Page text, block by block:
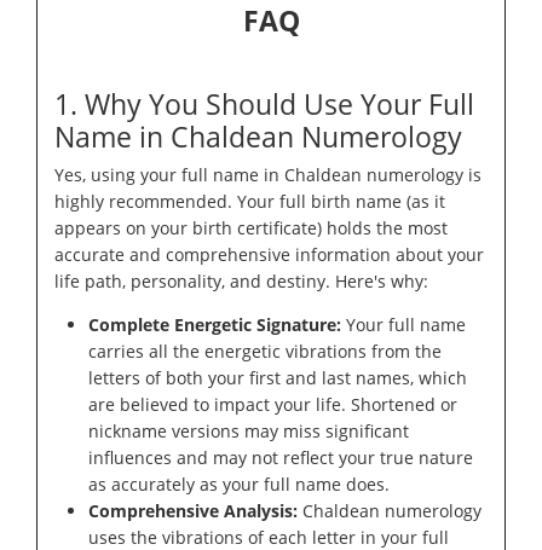
FAQ
1. Why You Should Use Your Full
Name in Chaldean Numerology
Yes, using your full name in Chaldean numerology is
highly recommended. Your full birth name (as it
appears on your birth certificate) holds the most
accurate and comprehensive information about your
life path, personality, and destiny. Here's why:
Complete Energetic Signature: Your full name
carries all the energetic vibrations from the
letters of both your first and last names, which
are believed to impact your life. Shortened or
nickname versions may miss significant
influences and may not reflect your true nature
as accurately as your full name does.
Comprehensive Analysis: Chaldean numerology
uses the vibrations of each letter in your full